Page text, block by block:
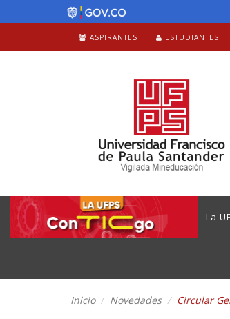
ASPIRANTES ESTUDIANTES
La
Inicio Novedades Circular